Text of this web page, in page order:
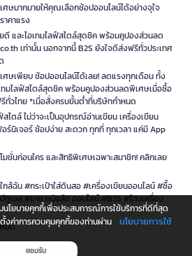
ศษมากมายให้คุณเลือกช้อปออนไลน์ได้อย่างจุใจ
คาแรง
ดี และไอเทมไลฟ์สไตล์สุดชิค พร้อมคูปองส่วนลด
เท่านั้น นอกจากนี้ B2S ยังใจดีส่งฟรีทั่วประเทศ
ศษเพียบ ช้อปออนไลน์ได้เลย! ลดแรงทุกเดือน ทั้ง
ทมไลฟ์สไตล์สุดชิค พร้อมคูปองส่วนลดพิเศษเมื่อซื้อ
ทั่วไทย *เมื่อสั่งครบขั้นต่ำที่บริษัทกำหนด
ไตล์ ไม่ว่าจะเป็นอุปกรณ์อ่านเขียน เครื่องเขียน
ร์นิเจอร์ ช้อปง่าย สะดวก ทุกที่ ทุกเวลา แค่มี App
มชั่นก่อนใคร และสิทธิพิเศษเฉพาะสมาชิก! คลิกเลย
ล้ฉัน #กระเป๋าใส่ดินสอ #เครื่องเขียนออนไลน์ #ซื้อ
เอส #ขาย หนังสือ ออนไลน์ #B2S #ร้านเครื่อง
นด
นโยบายคุกกี้เพื่อประสบการณ์การใช้บริการที่ดีที่สุด
งค่าการควบคุมคุกกี้ของท่านผ่าน
นโยบายการใช้
ยอมรับ